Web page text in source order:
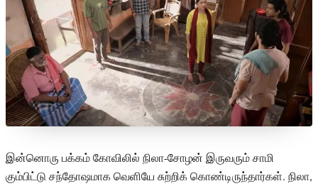
இன்னொரு பக்கம் கோவிலில் நிலா-சோழன் இருவரும் சாமி
கும்பிட்டு சந்தோஷமாக வெளியே சுற்றிக் கொண்டிருந்தார்கள். நிலா,